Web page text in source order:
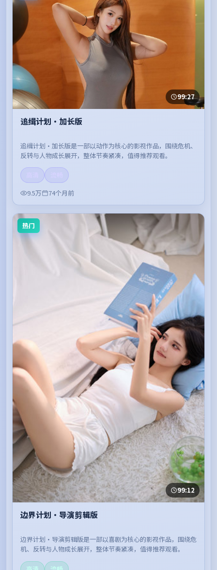
99:27
追缉计划·加长版
追缉计划·加长版是一部以动作为核心的影视作品，围绕危机、
反转与人物成长展开，整体节奏紧凑，值得推荐观看。
9.5万
74个月前
热门
99:12
边界计划·导演剪辑版
边界计划·导演剪辑版是一部以喜剧为核心的影视作品，围绕危
机、反转与人物成长展开，整体节奏紧凑，值得推荐观看。